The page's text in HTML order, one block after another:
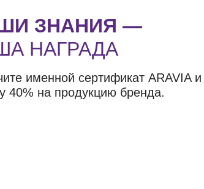
ЗНАНИЯ —
НАГРАДА
именной сертификат ARAVIA
40% на продукцию бренда.